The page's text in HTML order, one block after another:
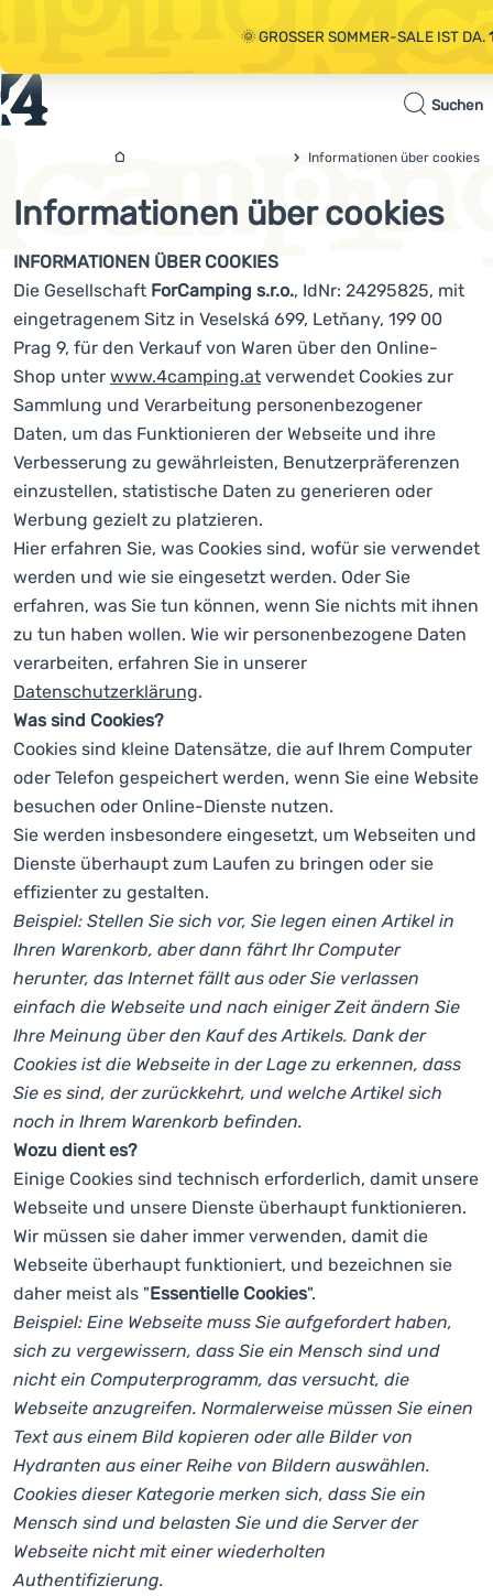
🌞 GROSSER SOMMER-SALE IST DA.
🤫 - 10 % AUF AUSGEWÄHLTE CAMPING-
Suchen
Startseite
Kleidung
Schuhe
Rucksäcke
Schlafsäcke
Isomatten
Zelte
Ausrüstung
Kochen
Klettern
Ultraleichte
Ausrüstung
Sport
Marken
Club
eXtra
Beratung
Kontakte
Über
uns
Anmelden /
Registrieren
4camping.at
Informationen über cookies
Informationen über cookies
INFORMATIONEN ÜBER COOKIES
Die Gesellschaft ForCamping s.r.o., IdNr: 24295825, mit
eingetragenem Sitz in Veselská 699, Letňany, 199 00
Prag 9, für den Verkauf von Waren über den Online-
Shop unter www.4camping.at verwendet Cookies zur
Sammlung und Verarbeitung personenbezogener
Daten, um das Funktionieren der Webseite und ihre
Verbesserung zu gewährleisten, Benutzerpräferenzen
einzustellen, statistische Daten zu generieren oder
Werbung gezielt zu platzieren.
Hier erfahren Sie, was Cookies sind, wofür sie verwendet
werden und wie sie eingesetzt werden. Oder Sie
erfahren, was Sie tun können, wenn Sie nichts mit ihnen
zu tun haben wollen. Wie wir personenbezogene Daten
verarbeiten, erfahren Sie in unserer
Datenschutzerklärung.
Was sind Cookies?
Cookies sind kleine Datensätze, die auf Ihrem Computer
oder Telefon gespeichert werden, wenn Sie eine Website
besuchen oder Online-Dienste nutzen.
Sie werden insbesondere eingesetzt, um Webseiten und
Dienste überhaupt zum Laufen zu bringen oder sie
effizienter zu gestalten.
Beispiel: Stellen Sie sich vor, Sie legen einen Artikel in
Ihren Warenkorb, aber dann fährt Ihr Computer
herunter, das Internet fällt aus oder Sie verlassen
einfach die Webseite und nach einiger Zeit ändern Sie
Ihre Meinung über den Kauf des Artikels. Dank der
Cookies ist die Webseite in der Lage zu erkennen, dass
Sie es sind, der zurückkehrt, und welche Artikel sich
noch in Ihrem Warenkorb befinden.
Wozu dient es?
Einige Cookies sind technisch erforderlich, damit unsere
Webseite und unsere Dienste überhaupt funktionieren.
Wir müssen sie daher immer verwenden, damit die
Webseite überhaupt funktioniert, und bezeichnen sie
daher meist als "Essentielle Cookies".
Beispiel: Eine Webseite muss Sie aufgefordert haben,
sich zu vergewissern, dass Sie ein Mensch sind und
nicht ein Computerprogramm, das versucht, die
Webseite anzugreifen. Normalerweise müssen Sie einen
Text aus einem Bild kopieren oder alle Bilder von
Hydranten aus einer Reihe von Bildern auswählen.
Cookies dieser Kategorie merken sich, dass Sie ein
Mensch sind und belasten Sie und die Server der
Webseite nicht mit einer wiederholten
Authentifizierung.